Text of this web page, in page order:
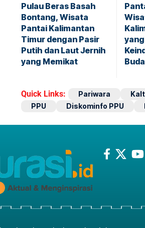
Pulau Beras Basah
Bontang, Wisata
Pantai Kalimantan
Timur dengan Pasir
Putih dan Laut Jernih
yang Memikat
Quick Links: Pariwara
PPU
Diskominfo PPU